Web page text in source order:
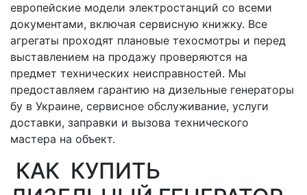
европейские модели электростанций со всеми
документами, включая сервисную книжку. Все
агрегаты проходят плановые техосмотры и перед
выставлением на продажу проверяются на
предмет технических неисправностей. Мы
предоставляем гарантию на дизельные генераторы
бу в Украине, сервисное обслуживание, услуги
доставки, заправки и вызова технического
мастера на объект.
КАК КУПИТЬ